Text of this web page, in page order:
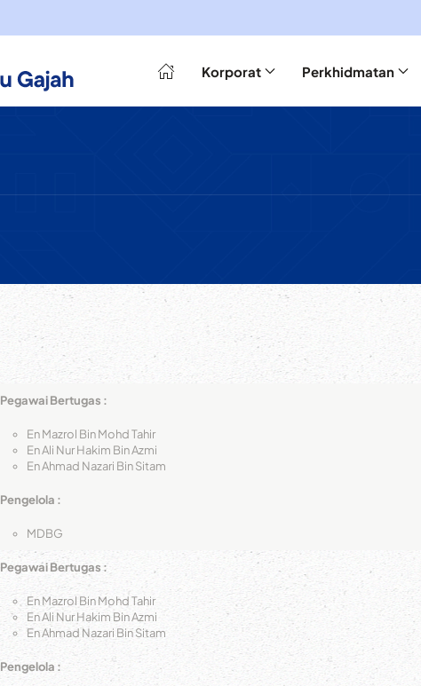
Korporat Perkhidmatan
Pegawai Bertugas :
En Mazrol Bin Mohd Tahir
En Ali Nur Hakim Bin Azmi
En Ahmad Nazari Bin Sitam
Pengelola :
MDBG
Pegawai Bertugas :
En Mazrol Bin Mohd Tahir
En Ali Nur Hakim Bin Azmi
En Ahmad Nazari Bin Sitam
Pengelola :